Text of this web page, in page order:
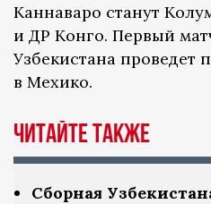
Каннаваро станут
и ДР Конго. Первый
Узбекистана проведет
в Мехико.
Читайте также
Сборная